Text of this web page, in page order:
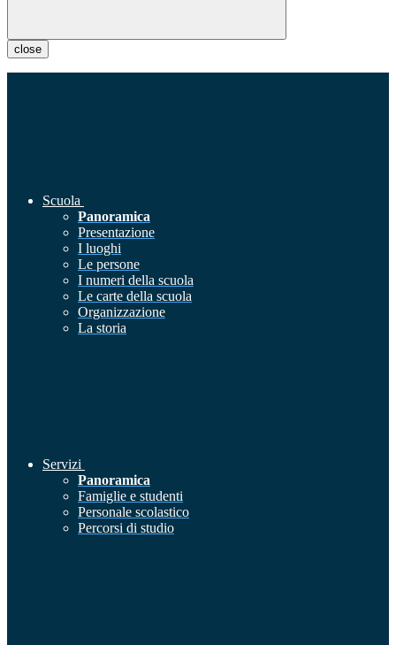
close
Scuola
Panoramica
Presentazione
I luoghi
Le persone
I numeri della scuola
Le carte della scuola
Organizzazione
La storia
Servizi
Panoramica
Famiglie e studenti
Personale scolastico
Percorsi di studio